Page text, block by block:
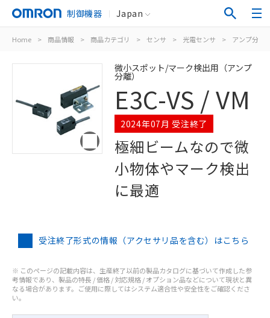
制御機器 Japan
Home > 商品情報 > 商品カテゴリ > センサ > 光電センサ > アンプ分離
微小スポット/マーク検出用（アンプ
分離）
E3C-VS / VM
2024年07月 受注終了
極細ビームなので微
小物体やマーク検出
に最適
受注終了形式の情報（アクセサリ品を含む）はこちら
※ このページの記載内容は、生産終了以前の製品カタログに基づいて作成した参
考情報であり、製品の特長 / 価格 / 対応規格 / オプション品などについて現状と異
なる場合があります。ご使用に際してはシステム適合性や安全性をご確認くださ
い。